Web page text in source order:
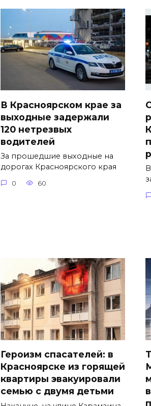
В Красноярском крае за
выходные задержали
120 нетрезвых
водителей
За прошедшие выходные на
дорогах Красноярского края
0 60
Героизм спасателей: в
Красноярске из горящей
квартиры эвакуировали
семью с двумя детьми